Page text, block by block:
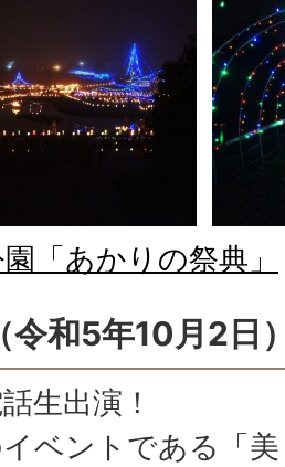
「あかりの祭典」
令和5年10月2日
生出演！
ベントである「